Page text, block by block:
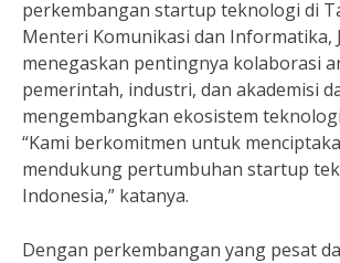
perkembangan startup teknologi di
Menteri Komunikasi dan Informatika,
menegaskan pentingnya kolaborasi
pemerintah, industri, dan akademisi
mengembangkan ekosistem
“Kami berkomitmen untuk
mendukung pertumbuhan startup
Indonesia,” katanya.
Dengan perkembangan yang pesat